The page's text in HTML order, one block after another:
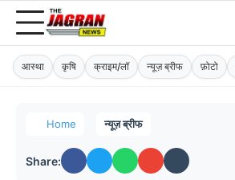
आस्था कृषि क्राइम/लॉ न्यूज़ ब्रीफ फ़ोटो
Home न्यूज़ ब्रीफ
Share: